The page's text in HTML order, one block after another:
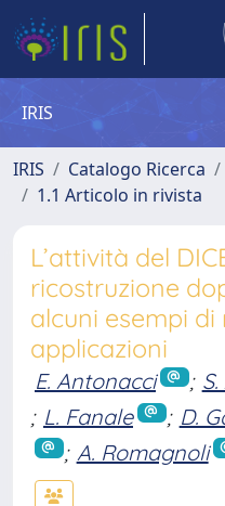
IRIS
IRIS Catalogo Ricerca
1.1 Articolo in rivista
L’attività del
ricostruzione
alcuni esempi di
applicazioni
E. Antonacci ;
; L. Fanale ; D.
; A. Romagnoli